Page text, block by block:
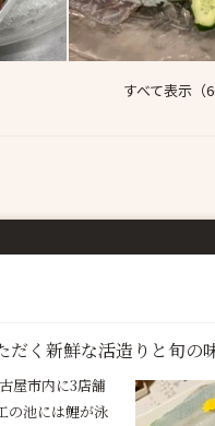
すべて表示（
く新鮮な活造りと旬の
屋市内に3店舗
の池には鯉が泳